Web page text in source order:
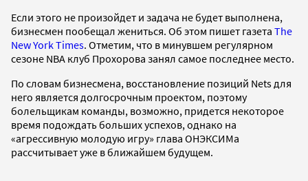
Если этого не произойдет и задача не будет выполнена,
бизнесмен пообещал жениться. Об этом пишет газета The
New York Times. Отметим, что в минувшем регулярном
сезоне NBA клуб Прохорова занял самое последнее место.
По словам бизнесмена, восстановление позиций Nets для
него является долгосрочным проектом, поэтому
болельщикам команды, возможно, придется некоторое
время подождать больших успехов, однако на
«агрессивную молодую игру» глава ОНЭКСИМа
рассчитывает уже в ближайшем будущем.